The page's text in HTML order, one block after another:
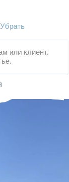
Убрать
или клиент.